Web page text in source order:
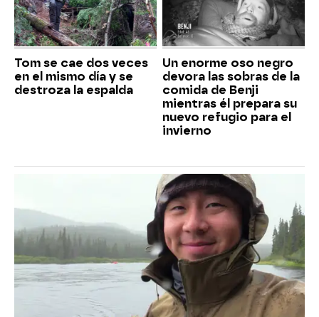
Tom se cae dos veces
en el mismo día y se
destroza la espalda
Un enorme oso negro
devora las sobras de la
comida de Benji
mientras él prepara su
nuevo refugio para el
invierno